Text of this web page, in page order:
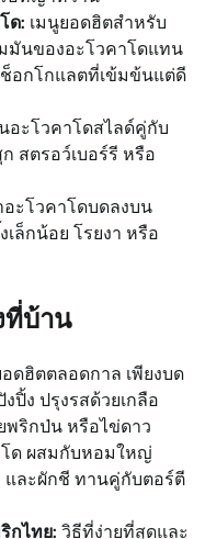
ด: เมนูยอดฮิตสำหรับ
มันของอะโวคาโดแทน
อกโกแลตที่เข้มข้นแต่ดี
อะโวคาโดสไลด์คู่กับ
สตรอว์เบอร์รี หรือ
อะโวคาโดบดลงบน
ล็กน้อย โรยงา หรือ
ที่บ้าน
อดฮิตตลอดกาล เพียงบด
ปิ้ง ปรุงรสด้วยเกลือ
พริกป่น หรือไข่ดาว
ด ผสมกับหอมใหญ่
และผักชี ทานคู่กับตอร์ตี
กไทย: วิธีที่ง่ายที่สุดและ